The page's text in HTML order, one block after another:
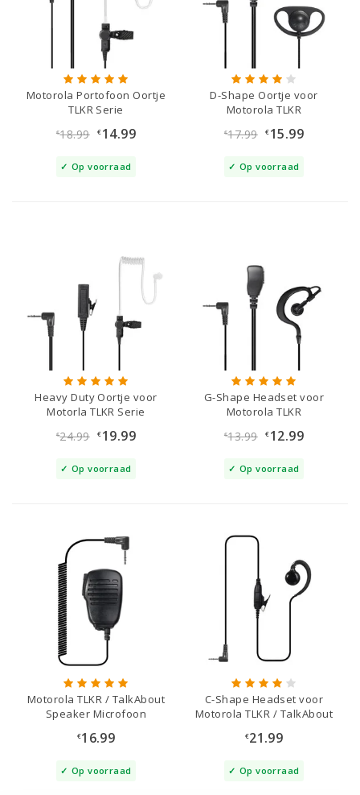
Motorola Portofoon Oortje
TLKR Serie
€18.99 €14.99
Op voorraad
D-Shape Oortje voor
Motorola TLKR
€17.99 €15.99
Op voorraad
Heavy Duty Oortje voor
Motorla TLKR Serie
€24.99 €19.99
Op voorraad
G-Shape Headset voor
Motorola TLKR
€13.99 €12.99
Op voorraad
Motorola TLKR / TalkAbout
Speaker Microfoon
€16.99
Op voorraad
C-Shape Headset voor
Motorola TLKR / TalkAbout
€21.99
Op voorraad